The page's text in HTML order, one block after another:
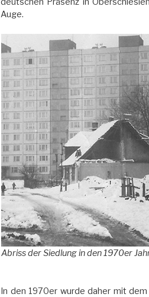
Auge.
Abriss der Siedlung in den 1970er
In den 1970er wurde daher mit